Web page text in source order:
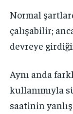
Normal
çalışabilir;
devreye
Aynı anda
kullanımıyla
saatinin